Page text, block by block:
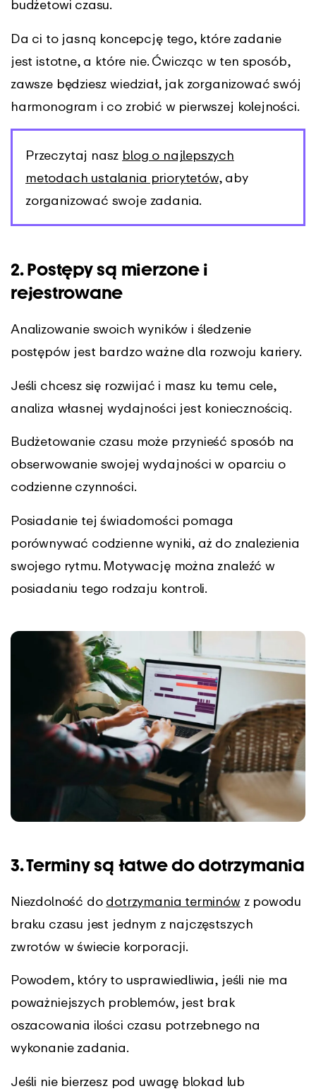
budżetowi czasu.
Da ci to jasną koncepcję tego, które zadanie
jest istotne, a które nie. Ćwicząc w ten sposób,
zawsze będziesz wiedział, jak zorganizować swój
harmonogram i co zrobić w pierwszej kolejności.
Przeczytaj nasz blog o najlepszych
metodach ustalania priorytetów, aby
zorganizować swoje zadania.
2. Postępy są mierzone i
rejestrowane
Analizowanie swoich wyników i śledzenie
postępów jest bardzo ważne dla rozwoju kariery.
Jeśli chcesz się rozwijać i masz ku temu cele,
analiza własnej wydajności jest koniecznością.
Budżetowanie czasu może przynieść sposób na
obserwowanie swojej wydajności w oparciu o
codzienne czynności.
Posiadanie tej świadomości pomaga
porównywać codzienne wyniki, aż do znalezienia
swojego rytmu. Motywację można znaleźć w
posiadaniu tego rodzaju kontroli.
3. Terminy są łatwe do dotrzymania
Niezdolność do dotrzymania terminówz powodu
braku czasu jest jednym z najczęstszych
zwrotów w świecie korporacji.
Powodem, który to usprawiedliwia, jeśli nie ma
poważniejszych problemów, jest brak
oszacowania ilości czasu potrzebnego na
wykonanie zadania.
Jeśli nie bierzesz pod uwagę blokad lub